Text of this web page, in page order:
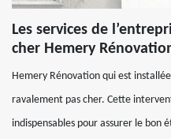
Les services de
cher Hemery
Hemery Rénovation qui est
ravalement pas cher. Cette
indispensables pour assurer le bon